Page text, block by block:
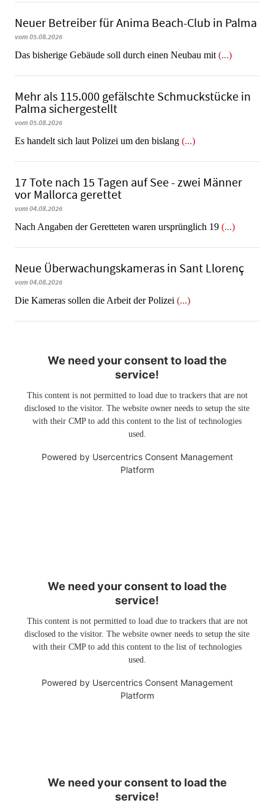
Neuer Betreiber für Anima Beach-Club in Palma
vom 05.08.2026
Das bisherige Gebäude soll durch einen Neubau mit (...)
Mehr als 115.000 gefälschte Schmuckstücke in
Palma sichergestellt
vom 05.08.2026
Es handelt sich laut Polizei um den bislang (...)
17 Tote nach 15 Tagen auf See - zwei Männer
vor Mallorca gerettet
vom 04.08.2026
Nach Angaben der Geretteten waren ursprünglich 19 (...)
Neue Überwachungskameras in Sant Llorenç
vom 04.08.2026
​​​​​​​Die Kameras sollen die Arbeit der Polizei (...)
We need your consent to load the
service!
This content is not permitted to load due to trackers that are not
disclosed to the visitor. The website owner needs to setup the site
with their CMP to add this content to the list of technologies
used.
Powered by Usercentrics Consent Management
Platform
We need your consent to load the
service!
This content is not permitted to load due to trackers that are not
disclosed to the visitor. The website owner needs to setup the site
with their CMP to add this content to the list of technologies
used.
Powered by Usercentrics Consent Management
Platform
We need your consent to load the
service!